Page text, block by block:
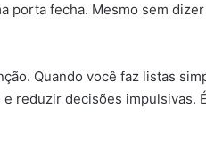
porta fecha. Mesmo sem
Quando você faz listas
reduzir decisões impulsivas.